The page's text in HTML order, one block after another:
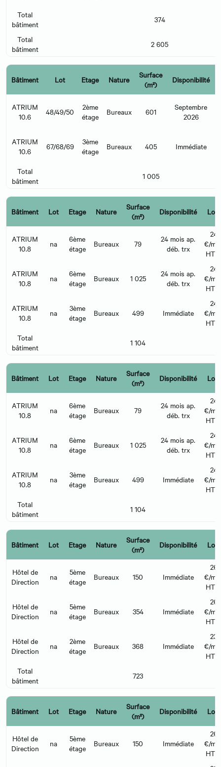
Total
bâtiment
374
Total
bâtiment
2 605
Bâtiment Lot Etage Nature
Surface
(m²)
Disponibilité
ATRIUM
10.6
48/49/50
2ème
étage
Bureaux 601
Septembre
2026
ATRIUM
10.6
67/68/69
3ème
étage
Bureaux 405 Immédiate
Total
bâtiment
1 005
Bâtiment Lot Etage Nature
Surface
(m²)
Disponibilité
ATRIUM
10.8
na
6ème
étage
Bureaux 79
24 mois ap.
déb. trx
€/
HT
ATRIUM
10.8
na
6ème
étage
Bureaux 1 025
24 mois ap.
déb. trx
€/
HT
ATRIUM
10.8
na
3ème
étage
Bureaux 499 Immédiate
€/
HT
Total
bâtiment
1 104
Bâtiment Lot Etage Nature
Surface
(m²)
Disponibilité
ATRIUM
10.8
na
6ème
étage
Bureaux 79
24 mois ap.
déb. trx
€/
HT
ATRIUM
10.8
na
6ème
étage
Bureaux 1 025
24 mois ap.
déb. trx
€/
HT
ATRIUM
10.8
na
3ème
étage
Bureaux 499 Immédiate
€/
HT
Total
bâtiment
1 104
Bâtiment Lot Etage Nature
Surface
(m²)
Disponibilité
Hôtel de
Direction
na
5ème
étage
Bureaux 150 Immédiate
€/
HT
Hôtel de
Direction
na
5ème
étage
Bureaux 354 Immédiate
€/
HT
Hôtel de
Direction
na
2ème
étage
Bureaux 368 Immédiate
230
€/
HT
Total
bâtiment
723
Bâtiment Lot Etage Nature
Surface
(m²)
Disponibilité
Hôtel de
Direction
na
5ème
étage
Bureaux 150 Immédiate
€/
HT